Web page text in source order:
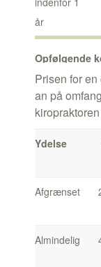
år
Opfølgende
Prisen for
an på
Ydelse
Afgrænset
Almindelig